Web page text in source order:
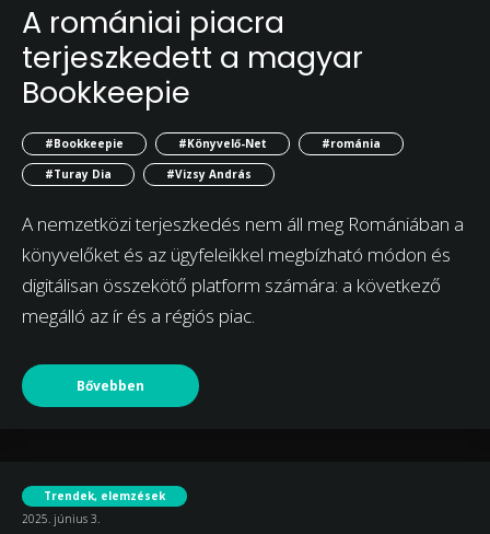
A romániai piacra
terjeszkedett a magyar
Bookkeepie
#Bookkeepie #Könyvelő-Net
#románia
#Turay Dia
#Vizsy András
A nemzetközi terjeszkedés nem áll meg Romániában a
könyvelőket és az ügyfeleikkel megbízható módon és
digitálisan összekötő platform számára: a következő
megálló az ír és a régiós piac.
Bővebben
Trendek, elemzések
2025. június 3.